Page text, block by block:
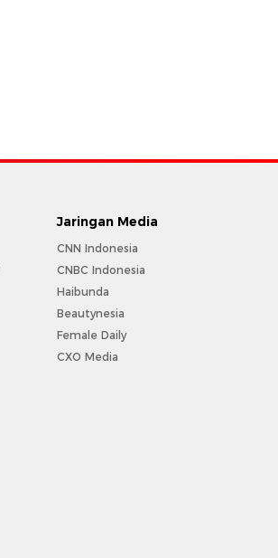
Jaringan Media
CNN Indonesia
CNBC Indonesia
Haibunda
Beautynesia
Female Daily
CXO Media